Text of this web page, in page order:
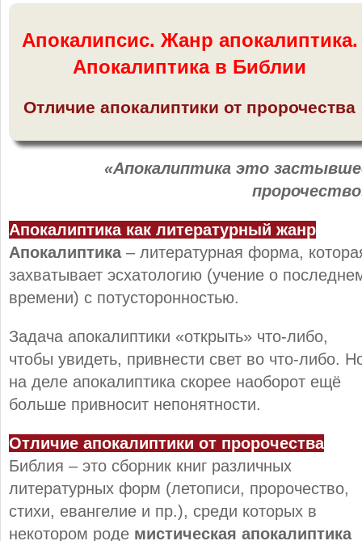
Апокалипсис. Жанр апокалиптика.
Апокалиптика в Библии
Отличие апокалиптики от пророчества
«Апокалиптика это
Апокалиптика как литературный жанр
Апокалиптика– литературная форма,
захватывает эсхатологию (учение о
времени) с потусторонностью.
Задача апокалиптики «открыть» что-либо,
чтобы увидеть, привнести свет во что-либо.
на деле апокалиптика скорее наоборот ещё
больше привносит непонятности.
Отличие апокалиптики от пророчества
Библия – это сборник книг различных
литературных форм (летописи, пророчество,
стихи, евангелие и пр.), среди которых в
некотором роде мистическая апокалиптика